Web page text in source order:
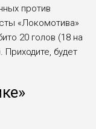
против
«Локомотива»
20 голов (18 на
Приходите, будет
»